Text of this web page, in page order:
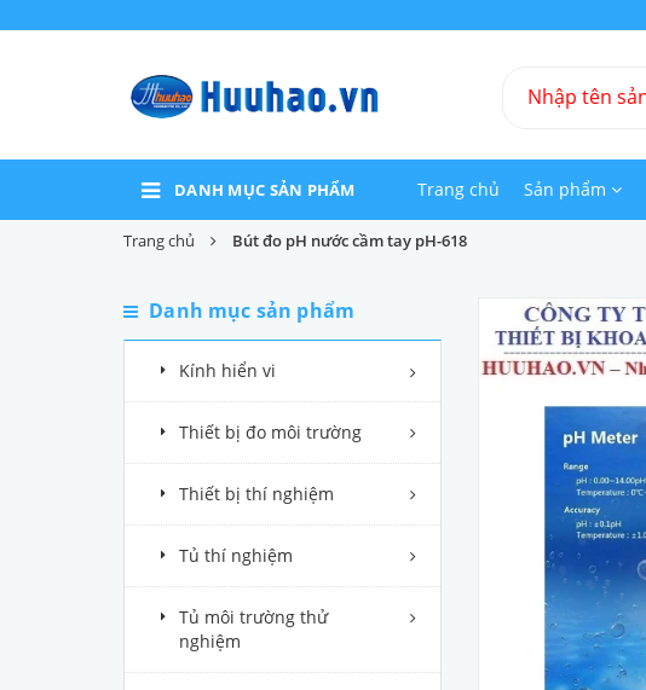
DANH MỤC SẢN PHẨM Trang chủ Sản phẩm
Trang chủ Bút đo pH nước cầm tay pH-618
Danh mục sản phẩm
Kính hiển vi
Thiết bị đo môi trường
Thiết bị thí nghiệm
Tủ thí nghiệm
Tủ môi trường thử
nghiệm